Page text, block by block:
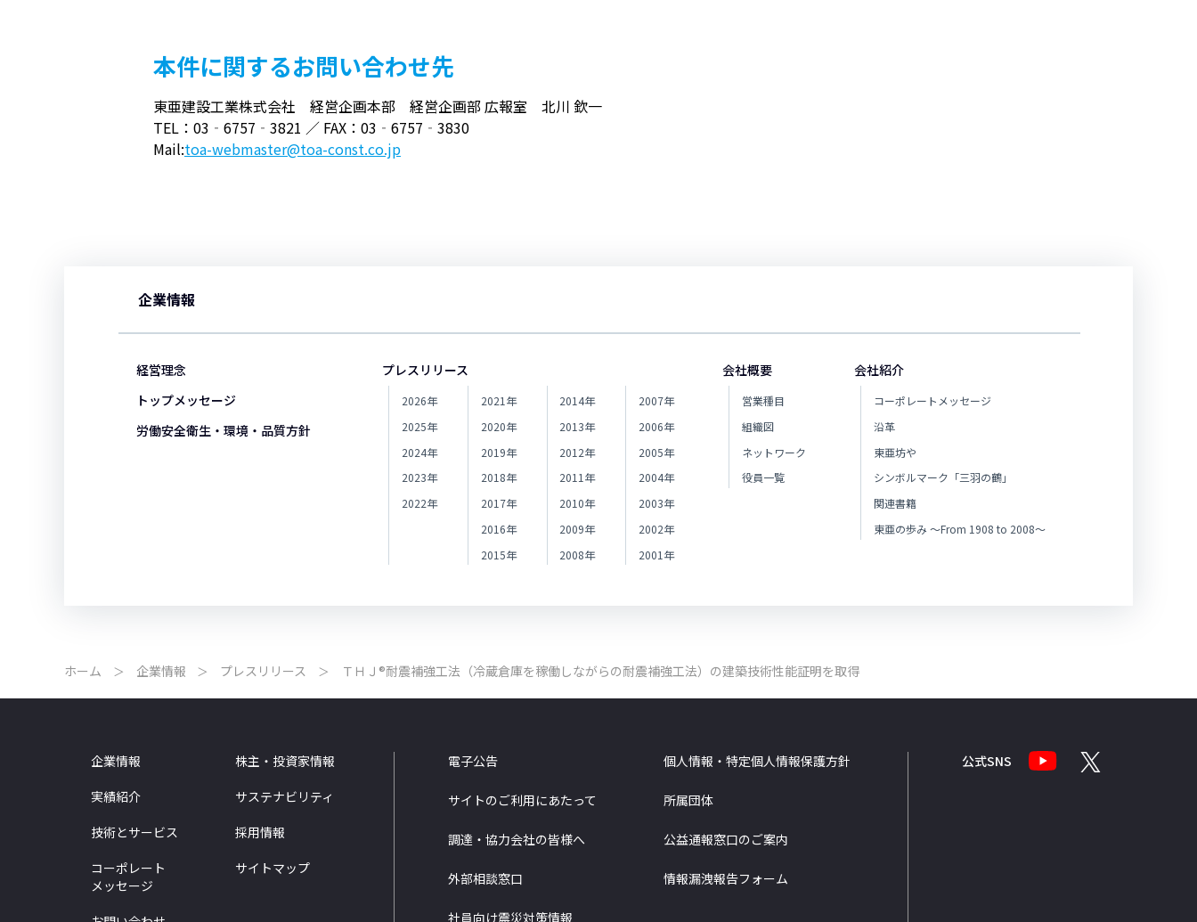
本件に関するお問い合わせ先
東亜建設工業株式会社 経営企画本部 経営企画部 広報室 北川 欽一
TEL：03‐6757‐3821 ／ FAX：03‐6757‐3830
Mail:toa-webmaster@toa-const.co.jp
企業情報
経営理念
トップメッセージ
労働安全衛生・環境・品質方針
プレスリリース
2026年
2025年
2024年
2023年
2022年
2021年
2020年
2019年
2018年
2017年
2016年
2015年
2014年
2013年
2012年
2011年
2010年
2009年
2008年
2007年
2006年
2005年
2004年
2003年
2002年
2001年
会社概要
営業種目
組織図
ネットワーク
役員一覧
会社紹介
コーポレートメッセージ
沿革
東亜坊や
シンボルマーク「三羽の鶴」
関連書籍
東亜の歩み ～From 1908 to 2008～
ホーム 企業情報 プレスリリース ＴＨＪ®耐震補強工法（冷蔵倉庫を稼働しながらの耐震補強工法）の建築技術性能証明を取得
企業情報
株主・投資家情報
実績紹介
サステナビリティ
技術とサービス
採用情報
コーポレート
メッセージ
サイトマップ
電子公告 個人情報・特定個人情報保護方針
サイトのご利用にあたって 所属団体
調達・協力会社の皆様へ 公益通報窓口のご案内
外部相談窓口 情報漏洩報告フォーム
社員向け震災対策情報
公式SNS